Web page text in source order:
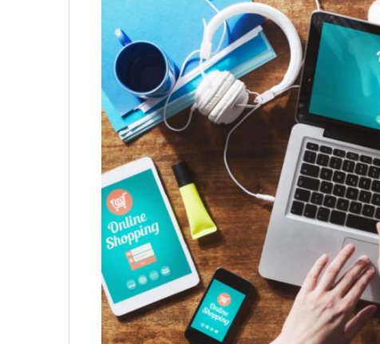
Không khí cổ vũ U23 Việt Nam tại BNC
sóng truyền hình K+